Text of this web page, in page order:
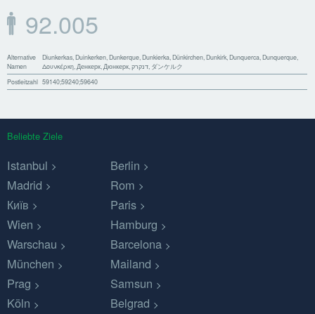
92.005
Alternative
Namen
Diunkerkas, Duinkerken, Dunkerque, Dunkierka, Dünkirchen, Dunkirk, Dunquerca, Dunquerque,
Δουνκέρκη, Денкерк, Дюнкерк, דנקרק, ダンケルク
Postleitzahl 59140;59240;59640
Beliebte Ziele
Istanbul
Berlin
Madrid
Rom
Київ
Paris
Wien
Hamburg
Warschau
Barcelona
München
Mailand
Prag
Samsun
Köln
Belgrad